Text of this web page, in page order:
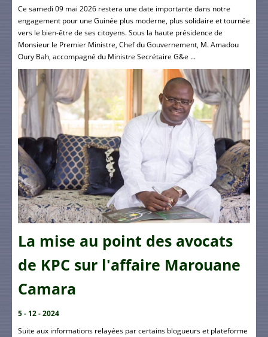
Ce samedi 09 mai 2026 restera une date importante dans notre
engagement pour une Guinée plus moderne, plus solidaire et tournée
vers le bien-être de ses citoyens. Sous la haute présidence de
Monsieur le Premier Ministre, Chef du Gouvernement, M. Amadou
Oury Bah, accompagné du Ministre Secrétaire G&e ...
La mise au point des avocats
de KPC sur l'affaire Marouane
Camara
5 - 12 - 2024
Suite aux informations relayées par certains blogueurs et plateforme